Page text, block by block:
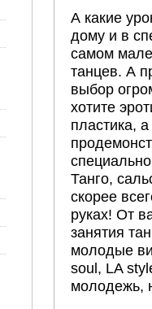
А какие
дому и в
самом
танцев. А
выбор
хотите
пластика,
Танго,
скорее
руках! От
занятия
молодые
soul, LA
молодежь,